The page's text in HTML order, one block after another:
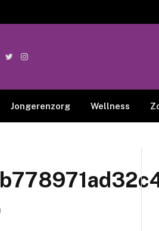
TwitterInstagram
Jongerenzorg Wellness